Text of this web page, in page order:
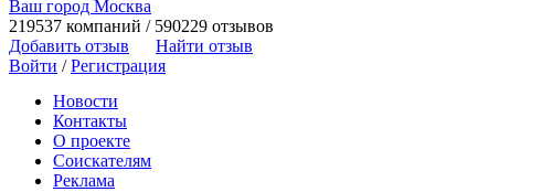
Ваш город Москва
219537 компаний / 590229 отзывов
Добавить отзыв
Найти отзыв
Войти /Регистрация
Новости
Контакты
О проекте
Соискателям
Реклама